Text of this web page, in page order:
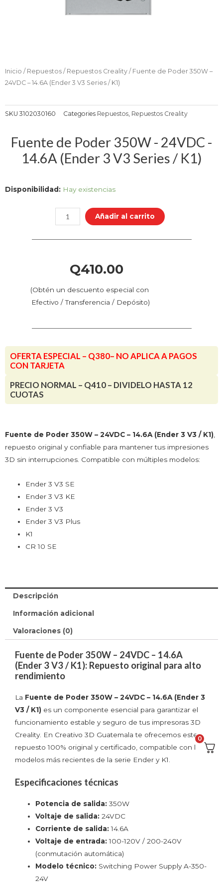
Inicio / Repuestos / Repuestos Creality / Fuente de Poder 350W –
24VDC – 14.6A (Ender 3 V3 Series / K1)
SKU 3102030160 Categories Repuestos, Repuestos Creality
Fuente de Poder 350W - 24VDC -
14.6A (Ender 3 V3 Series / K1)
Disponibilidad: Hay existencias
Fuente
Poder
350W
-
14.6A
(Ender
3
cantidad
Añadir al carrito
Q410.00
(Obtén un descuento especial con
Efectivo / Transferencia / Depósito)
OFERTA ESPECIAL – Q380– NO APLICA A PAGOS
CON TARJETA
PRECIO NORMAL – Q410 – DIVIDELO HASTA 12
CUOTAS
Fuente de Poder 350W – 24VDC – 14.6A (Ender 3 V3 / K1),
repuesto original y confiable para mantener tus impresiones
3D sin interrupciones. Compatible con múltiples modelos:
Ender 3 V3 SE
Ender 3 V3 KE
Ender 3 V3
Ender 3 V3 Plus
K1
CR 10 SE
Descripción
Información adicional
Valoraciones (0)
Fuente de Poder 350W – 24VDC – 14.6A
(Ender 3 V3 / K1): Repuesto original para alto
rendimiento
La Fuente de Poder 350W – 24VDC – 14.6A (Ender 3
V3 / K1) es un componente esencial para garantizar el
funcionamiento estable y seguro de tus impresoras 3D
Creality. En Creativo 3D Guatemala te ofrecemos este
repuesto 100% original y certificado, compatible con los
modelos más recientes de la serie Ender y K1.
Especificaciones técnicas
Potencia de salida: 350W
Voltaje de salida: 24VDC
Corriente de salida:14.6A
Voltaje de entrada:100-120V / 200-240V
(conmutación automática)
Modelo técnico: Switching Power Supply A-350-
24V
0